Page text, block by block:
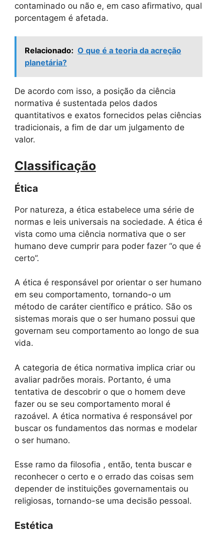
contaminado ou não e, em caso afirmativo, qual
porcentagem é afetada.
Relacionado: O que é a teoria da acreção
planetária?
De acordo com isso, a posição da ciência
normativa é sustentada pelos dados
quantitativos e exatos fornecidos pelas ciências
tradicionais, a fim de dar um julgamento de
valor.
Classificação
Ética
Por natureza, a ética estabelece uma série de
normas e leis universais na sociedade. A ética é
vista como uma ciência normativa que o ser
humano deve cumprir para poder fazer “o que é
certo”.
A ética é responsável por orientar o ser humano
em seu comportamento, tornando-o um
método de caráter científico e prático. São os
sistemas morais que o ser humano possui que
governam seu comportamento ao longo de sua
vida.
A categoria de ética normativa implica criar ou
avaliar padrões morais. Portanto, é uma
tentativa de descobrir o que o homem deve
fazer ou se seu comportamento moral é
razoável. A ética normativa é responsável por
buscar os fundamentos das normas e modelar
o ser humano.
Esse ramo da filosofia , então, tenta buscar e
reconhecer o certo e o errado das coisas sem
depender de instituições governamentais ou
religiosas, tornando-se uma decisão pessoal.
Estética